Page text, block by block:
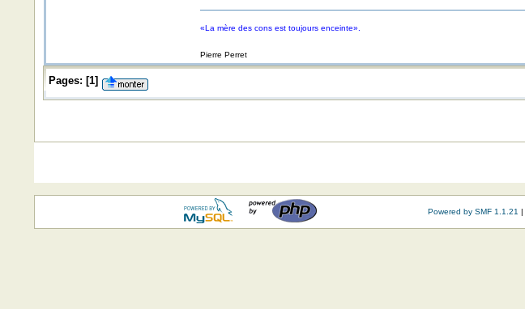
«La mère des cons est toujours enceinte».
Pierre Perret
Pages: [1]
Powered by SMF 1.1.21 |